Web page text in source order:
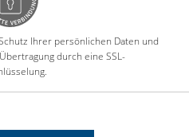
Ihrer persönlichen Daten und
durch eine SSL-